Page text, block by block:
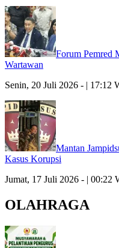
Forum Pemred
Wartawan
Senin, 20 Juli 2026 - | 17:12
Mantan
Kasus Korupsi
Jumat, 17 Juli 2026 - | 00:22
OLAHRAGA